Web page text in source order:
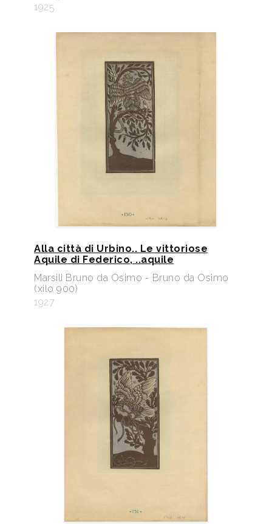
1925
Alla città di Urbino.. Le vittoriose
Aquile di Federico, ..aquile
Marsili Bruno da Osimo - Bruno da Osimo
(xilo 900)
1927